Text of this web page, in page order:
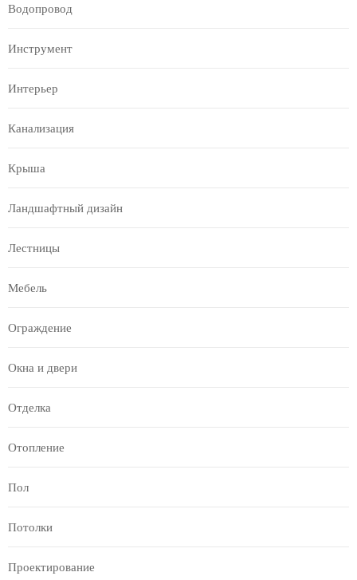
Водопровод
Инструмент
Интерьер
Канализация
Крыша
Ландшафтный дизайн
Лестницы
Мебель
Ограждение
Окна и двери
Отделка
Отопление
Пол
Потолки
Проектирование